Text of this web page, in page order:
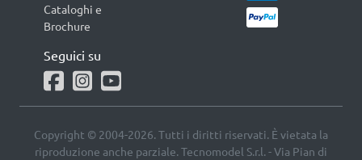
Cataloghi e
Brochure
Seguici su
Copyright © 2004-2026. Tutti i diritti riservati. È vietata la
riproduzione anche parziale. Tecnomodel S.r.l. - Via Pian di